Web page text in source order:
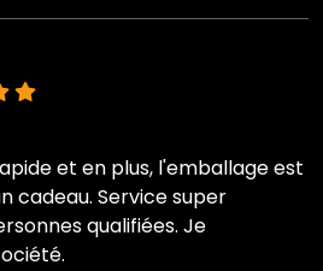
et en plus, l'emballage est
cadeau. Service super
qualifiées. Je